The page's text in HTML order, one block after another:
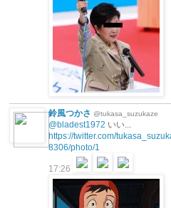
鈴風つかさ @tukasa_suzukaze
@bladest1972 いい...
https://twitter.com/
8306/photo/1
17:26